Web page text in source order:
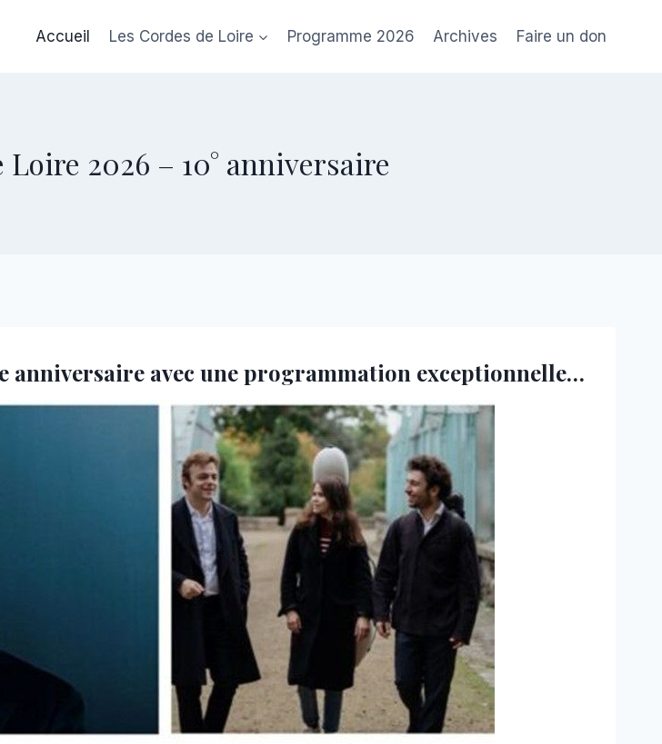
Accueil Les Cordes de Loire Programme 2026 Archives Faire un don
2026 – 10° anniversaire
anniversaire avec une programmation exceptionnelle…